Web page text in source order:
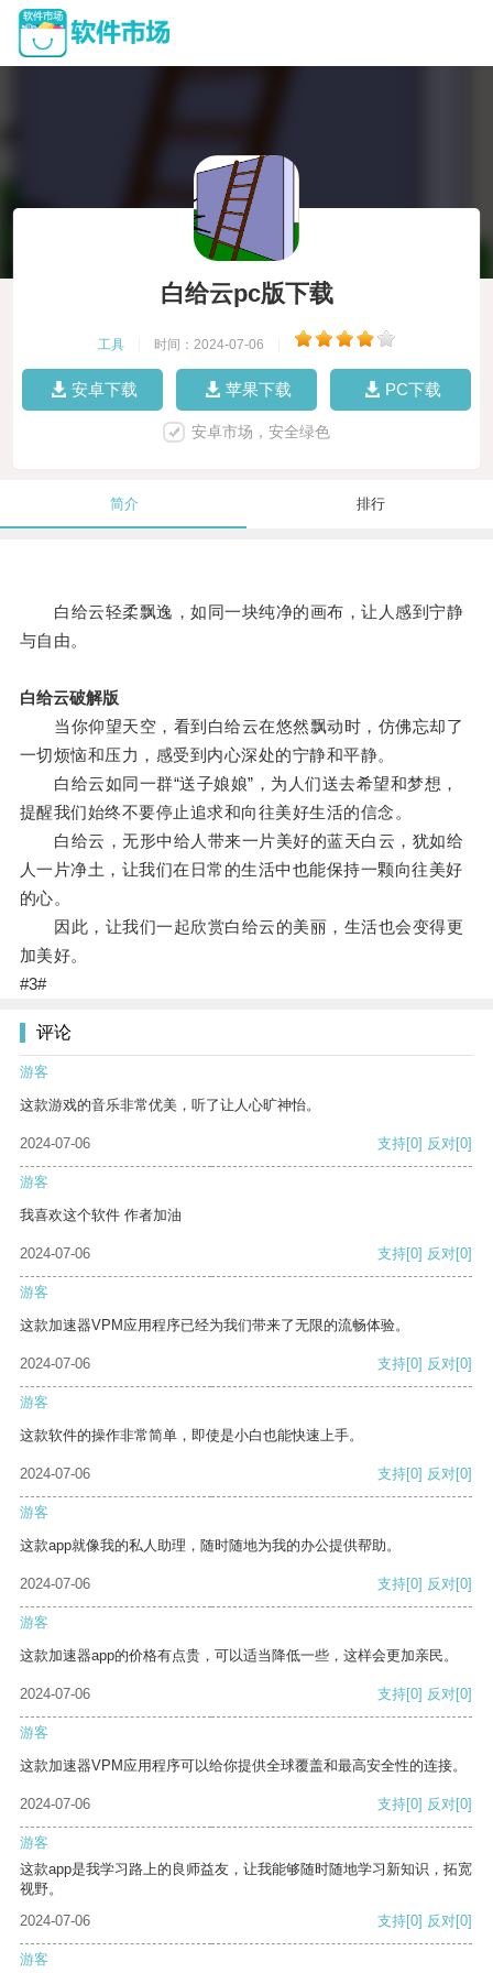
白给云pc版下载
工具 时间：2024-07-06
安卓下载 苹果下载 PC下载
安卓市场，安全绿色
简介 排行
白给云轻柔飘逸，如同一块纯净的画布，让人感到宁静
与自由。
白给云破解版
当你仰望天空，看到白给云在悠然飘动时，仿佛忘却了
一切烦恼和压力，感受到内心深处的宁静和平静。
白给云如同一群“送子娘娘”，为人们送去希望和梦想，
提醒我们始终不要停止追求和向往美好生活的信念。
白给云，无形中给人带来一片美好的蓝天白云，犹如给
人一片净土，让我们在日常的生活中也能保持一颗向往美好
的心。
因此，让我们一起欣赏白给云的美丽，生活也会变得更
加美好。
#3#
评论
游客
这款游戏的音乐非常优美，听了让人心旷神怡。
2024-07-06 支持[0] 反对[0]
游客
我喜欢这个软件 作者加油
2024-07-06 支持[0] 反对[0]
游客
这款加速器VPM应用程序已经为我们带来了无限的流畅体验。
2024-07-06 支持[0] 反对[0]
游客
这款软件的操作非常简单，即使是小白也能快速上手。
2024-07-06 支持[0] 反对[0]
游客
这款app就像我的私人助理，随时随地为我的办公提供帮助。
2024-07-06 支持[0] 反对[0]
游客
这款加速器app的价格有点贵，可以适当降低一些，这样会更加亲民。
2024-07-06 支持[0] 反对[0]
游客
这款加速器VPM应用程序可以给你提供全球覆盖和最高安全性的连接。
2024-07-06 支持[0] 反对[0]
游客
这款app是我学习路上的良师益友，让我能够随时随地学习新知识，拓宽
视野。
2024-07-06
支持[0] 反对[0]
游客